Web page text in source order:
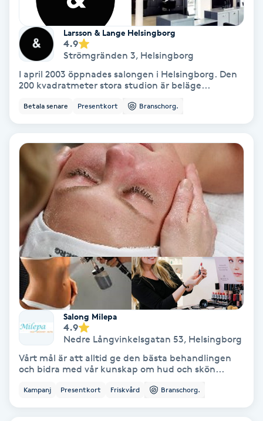
Färgning
Föning
Gellack
Gellack med förstärkning
Gravidmassage
Gravidyoga
Gruppträning
Gua Sha-massage
Hatha Yoga
Headspa
Larsson & Lange Helsingborg
4.9
Strömgränden 3, Helsingborg
I april 2003 öppnades salongen i Helsingborg. Den
200 kvadratmeter stora studion är beläge...
Betala senare Presentkort Branschorg.
Salong Milepa
4.9
Nedre Långvinkelsgatan 53, Helsingborg
Vårt mål är att alltid ge den bästa behandlingen
och bidra med vår kunskap om hud och skön...
Kampanj Presentkort Friskvård Branschorg.